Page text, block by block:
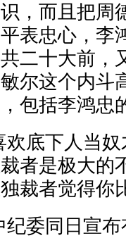
，而且把周
表忠心，李
二十大前，
尔这个内斗
包括李鸿忠
欢底下人当
者是极大的
裁者觉得你
委同日宣